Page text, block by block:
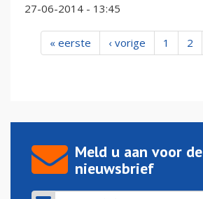
27-06-2014 - 13:45
« eerste ‹ vorige 1 2
Meld u aan voor de
nieuwsbrief